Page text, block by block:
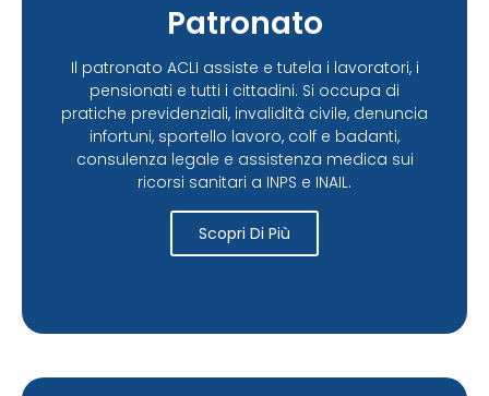
Patronato
Il patronato ACLI assiste e tutela i lavoratori, i
pensionati e tutti i cittadini. Si occupa di
pratiche previdenziali, invalidità civile, denuncia
infortuni, sportello lavoro, colf e badanti,
consulenza legale e assistenza medica sui
ricorsi sanitari a INPS e INAIL.
Scopri Di Più